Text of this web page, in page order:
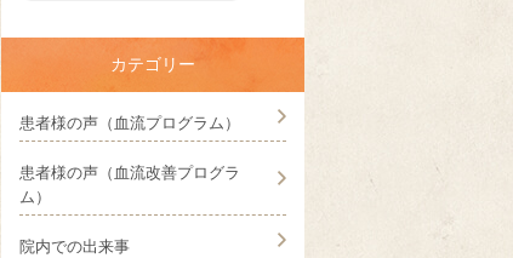
カテゴリー
患者様の声（血流プログラム）
患者様の声（血流改善プログラ
ム）
院内での出来事